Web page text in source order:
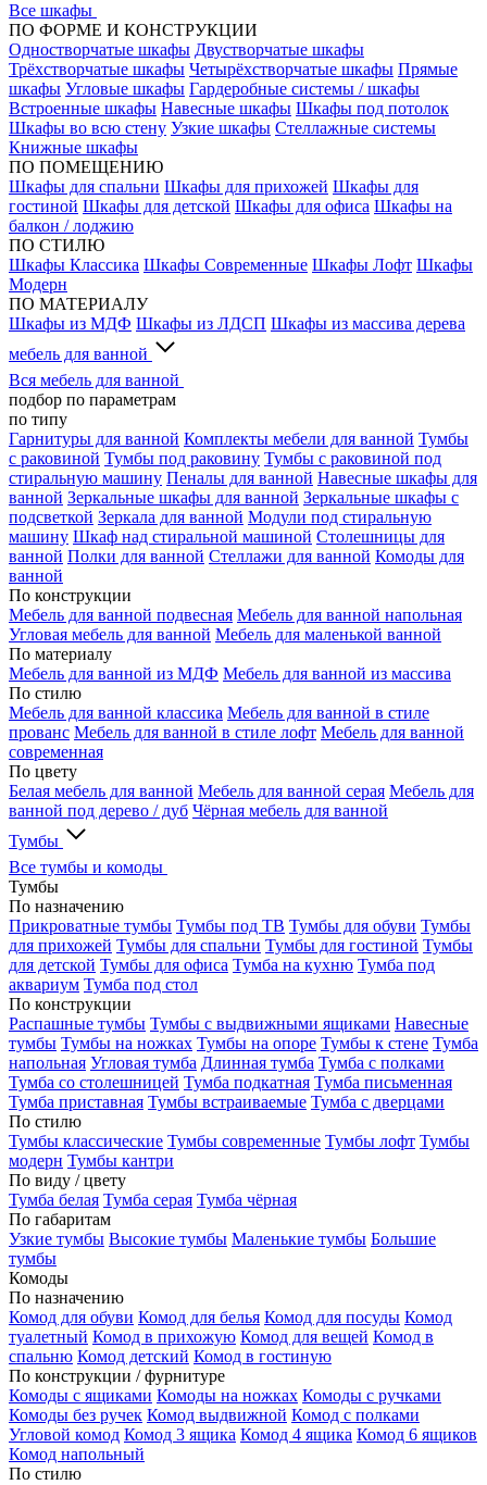
Все шкафы
ПО ФОРМЕ И КОНСТРУКЦИИ
Одностворчатые шкафы Двустворчатые шкафы
Трёхстворчатые шкафы Четырёхстворчатые шкафы Прямые
шкафы Угловые шкафы Гардеробные системы / шкафы
Встроенные шкафы Навесные шкафы Шкафы под потолок
Шкафы во всю стену Узкие шкафы Стеллажные системы
Книжные шкафы
ПО ПОМЕЩЕНИЮ
Шкафы для спальни Шкафы для прихожей Шкафы для
гостиной Шкафы для детской Шкафы для офиса Шкафы на
балкон / лоджию
ПО СТИЛЮ
Шкафы Классика Шкафы Современные Шкафы Лофт Шкафы
Модерн
ПО МАТЕРИАЛУ
Шкафы из МДФ Шкафы из ЛДСП Шкафы из массива дерева
мебель для ванной
Вся мебель для ванной
подбор по параметрам
по типу
Гарнитуры для ванной Комплекты мебели для ванной Тумбы
с раковиной Тумбы под раковину Тумбы с раковиной под
стиральную машину Пеналы для ванной Навесные шкафы для
ванной Зеркальные шкафы для ванной Зеркальные шкафы с
подсветкой Зеркала для ванной Модули под стиральную
машину Шкаф над стиральной машиной Столешницы для
ванной Полки для ванной Стеллажи для ванной Комоды для
ванной
По конструкции
Мебель для ванной подвесная Мебель для ванной напольная
Угловая мебель для ванной Мебель для маленькой ванной
По материалу
Мебель для ванной из МДФ Мебель для ванной из массива
По стилю
Мебель для ванной классика Мебель для ванной в стиле
прованс Мебель для ванной в стиле лофт Мебель для ванной
современная
По цвету
Белая мебель для ванной Мебель для ванной серая Мебель для
ванной под дерево / дуб Чёрная мебель для ванной
Тумбы
Все тумбы и комоды
Тумбы
По назначению
Прикроватные тумбы Тумбы под ТВ Тумбы для обуви Тумбы
для прихожей Тумбы для спальни Тумбы для гостиной Тумбы
для детской Тумбы для офиса Тумба на кухню Тумба под
аквариум Тумба под стол
По конструкции
Распашные тумбы Тумбы с выдвижными ящиками Навесные
тумбы Тумбы на ножках Тумбы на опоре Тумбы к стене Тумба
напольная Угловая тумба Длинная тумба Тумба с полками
Тумба со столешницей Тумба подкатная Тумба письменная
Тумба приставная Тумбы встраиваемые Тумба с дверцами
По стилю
Тумбы классические Тумбы современные Тумбы лофт Тумбы
модерн Тумбы кантри
По виду / цвету
Тумба белая Тумба серая Тумба чёрная
По габаритам
Узкие тумбы Высокие тумбы Маленькие тумбы Большие
тумбы
Комоды
По назначению
Комод для обуви Комод для белья Комод для посуды Комод
туалетный Комод в прихожую Комод для вещей Комод в
спальню Комод детский Комод в гостиную
По конструкции / фурнитуре
Комоды с ящиками Комоды на ножках Комоды с ручками
Комоды без ручек Комод выдвижной Комод с полками
Угловой комод Комод 3 ящика Комод 4 ящика Комод 6 ящиков
Комод напольный
По стилю